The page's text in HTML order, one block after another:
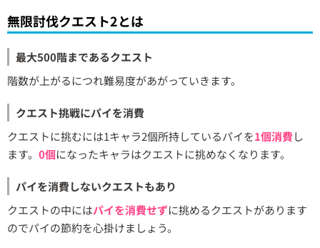
無限討伐クエスト2とは
最大500階まであるクエスト
階数が上がるにつれ難易度があがっていきます。
クエスト挑戦にパイを消費
クエストに挑むには1キャラ2個所持しているパイを1個消費し
ます。 0個になったキャラはクエストに挑めなくなります。
パイを消費しないクエストもあり
クエストの中にはパイを消費せずに挑めるクエストがあります
のでパイの節約を心掛けましょう。